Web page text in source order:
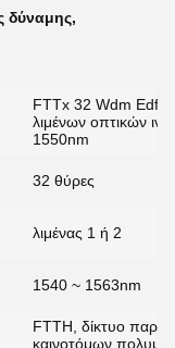
δύναμης,
FTTx 32 Wdm Edfa
λιμένων οπτικών
1550nm
32 θύρες
λιμένας 1 ή 2
1540 ~ 1563nm
FTTH, δίκτυο
καινοτόμων